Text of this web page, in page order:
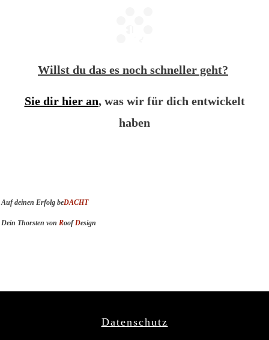
Willst du das es noch schneller geht?
Sie dir hier an, was wir für dich entwickelt
haben
Auf deinen Erfolg beDACHT
Dein Thorsten von RoofDesign
Datenschutz